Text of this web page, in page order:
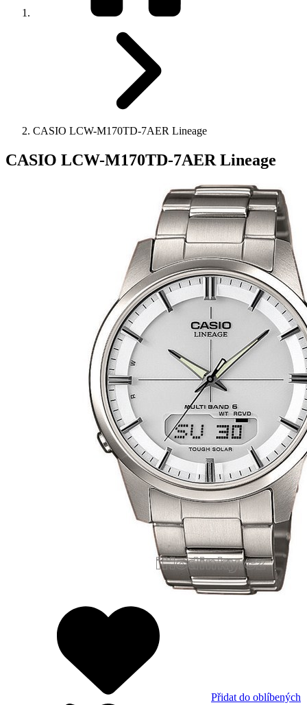
CASIO LCW-M170TD-7AER Lineage
CASIO LCW-M170TD-7AER Lineage
Přidat do oblíbených